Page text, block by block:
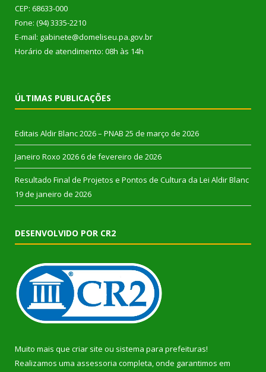
CEP: 68633-000
Fone: (94) 3335-2210
E-mail: gabinete@domeliseu.pa.gov.br
Horário de atendimento: 08h às 14h
ÚLTIMAS PUBLICAÇÕES
Editais Aldir Blanc 2026 – PNAB 25 de março de 2026
Janeiro Roxo 2026 6 de fevereiro de 2026
Resultado Final de Projetos e Pontos de Cultura da Lei Aldir Blanc
19 de janeiro de 2026
DESENVOLVIDO POR CR2
Muito mais que criar site ou sistema para prefeituras!
Realizamos uma assessoria completa, onde garantimos em